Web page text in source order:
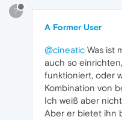
?
A Former User
@cineatic Was ist
auch so
funktioniert, oder
Kombination von
Ich weiß aber
Aber er bietet ihn